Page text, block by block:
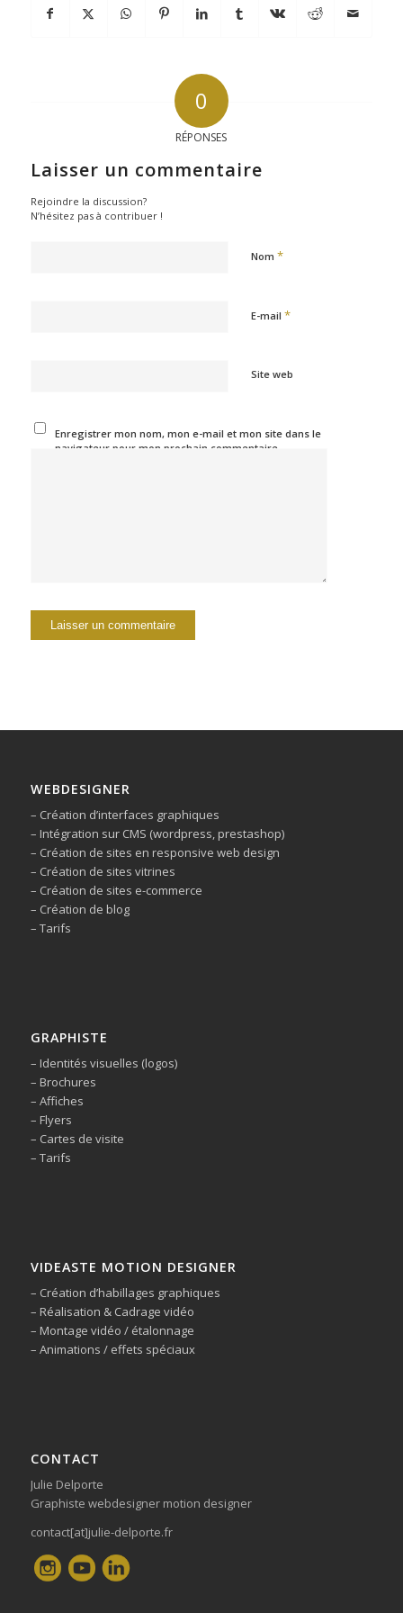
0
RÉPONSES
Laisser un commentaire
Rejoindre la discussion?
N’hésitez pas à contribuer !
Nom *
E-mail *
Site web
Enregistrer mon nom, mon e-mail et mon site dans le
navigateur pour mon prochain commentaire.
WEBDESIGNER
– Création d’interfaces graphiques
– Intégration sur CMS (wordpress, prestashop)
– Création de sites en responsive web design
– Création de sites vitrines
– Création de sites e-commerce
– Création de blog
– Tarifs
GRAPHISTE
– Identités visuelles (logos)
– Brochures
– Affiches
– Flyers
– Cartes de visite
– Tarifs
VIDEASTE MOTION DESIGNER
– Création d’habillages graphiques
– Réalisation & Cadrage vidéo
– Montage vidéo / étalonnage
– Animations / effets spéciaux
CONTACT
Julie Delporte
Graphiste webdesigner motion designer
contact[at]julie-delporte.fr